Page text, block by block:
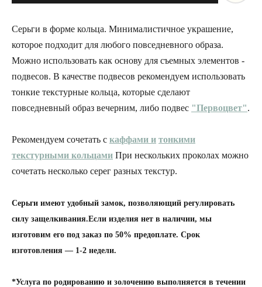
Серьги в форме кольца. Минималистичное украшение,
которое подходит для любого повседневного образа.
Можно использовать как основу для съемных элементов -
подвесов. В качестве подвесов рекомендуем использовать
тонкие текстурные кольца, которые сделают
повседневный образ вечерним, либо подвес "Первоцвет".
Рекомендуем сочетать с каффами и тонкими
текстурными кольцами При нескольких проколах можно
сочетать несколько серег разных текстур.
Серьги имеют удобный замок, позволяющий регулировать
силу защелкивания.Если изделия нет в наличии, мы
изготовим его под заказ по 50% предоплате. Срок
изготовления — 1-2 недели.
*Услуга по родированию и золочению выполняется в течении